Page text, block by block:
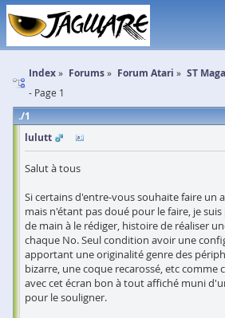
Index Forums Forum Atari ST
- Page 1
1
lulutt
Salut à tous
Si certains d'entre-vous souhaite faire un
mais n'étant pas doué pour le faire, je
de main à le rédiger, histoire de réaliser
chaque No. Seul condition avoir une
apportant une originalité genre des
bizarre, une coque recarossé, etc comme
avec cet écran bon à tout affiché muni
pour le souligner.